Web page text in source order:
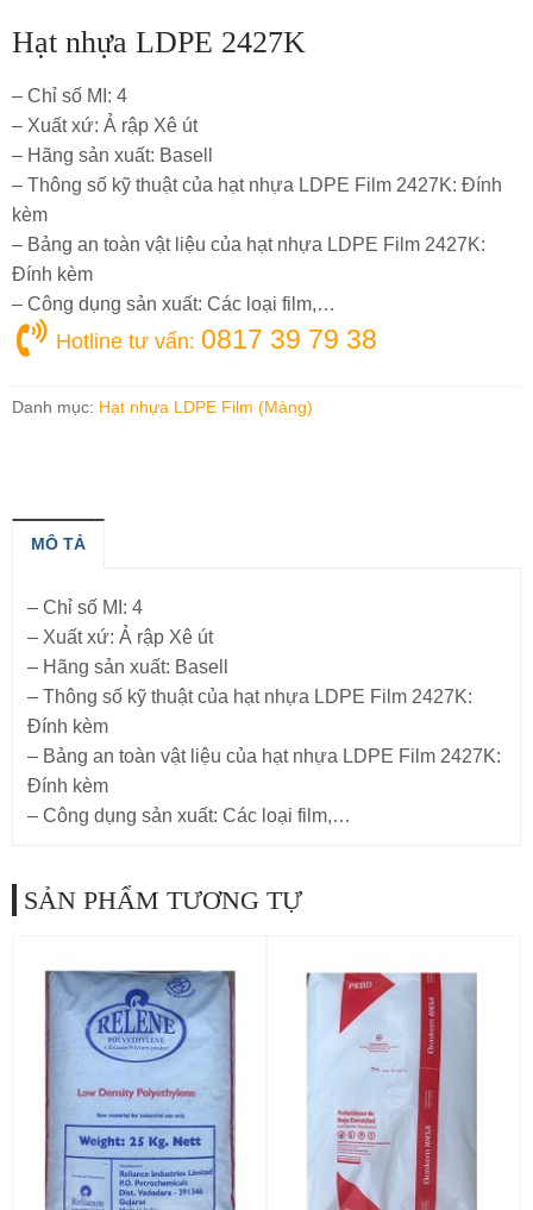
Hạt nhựa LDPE 2427K
– Chỉ số MI: 4
– Xuất xứ: Ả rập Xê út
– Hãng sản xuất: Basell
– Thông số kỹ thuật của hạt nhựa LDPE Film 2427K: Đính
kèm
– Bảng an toàn vật liệu của hạt nhựa LDPE Film 2427K:
Đính kèm
– Công dụng sản xuất: Các loại film,…
Hotline tư vấn: 0817 39 79 38
Danh mục: Hạt nhựa LDPE Film (Màng)
MÔ TẢ
– Chỉ số MI: 4
– Xuất xứ: Ả rập Xê út
– Hãng sản xuất: Basell
– Thông số kỹ thuật của hạt nhựa LDPE Film 2427K:
Đính kèm
– Bảng an toàn vật liệu của hạt nhựa LDPE Film 2427K:
Đính kèm
– Công dụng sản xuất: Các loại film,…
SẢN PHẨM TƯƠNG TỰ